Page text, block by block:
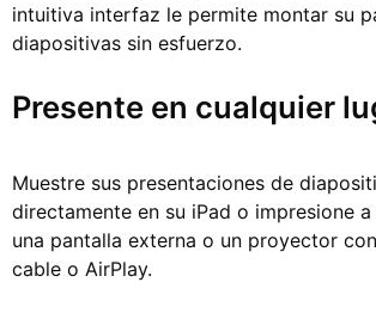
intuitiva interfaz le permite montar su
diapositivas sin esfuerzo.
Presente en cualquier
Muestre sus presentaciones de
directamente en su iPad o impresione
una pantalla externa o un proyector
cable o AirPlay.